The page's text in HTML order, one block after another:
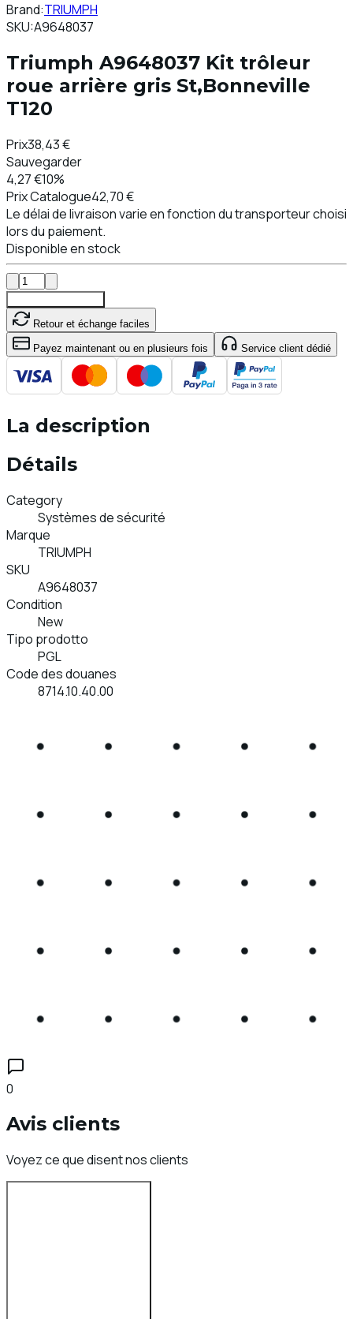
Brand:TRIUMPH
SKU:A9648037
Triumph A9648037 Kit trôleur
roue arrière gris St,Bonneville
T120
Prix38,43 €
Sauvegarder
4,27 €10%
Prix ​​Catalogue42,70 €
Le délai de livraison varie en fonction du transporteur choisi
lors du paiement.
Disponible en stock
Retour et échange faciles
Payez maintenant ou en plusieurs fois Service client dédié
La description
Détails
Category
Systèmes de sécurité
Marque
TRIUMPH
SKU
A9648037
Condition
New
Tipo prodotto
PGL
Code des douanes
8714.10.40.00
0
Avis clients
Voyez ce que disent nos clients